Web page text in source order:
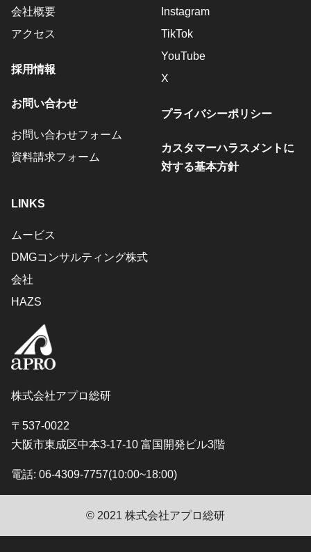
株式会社アプロ総研
〒537-0022
大阪市東成区中本3-17-10 富国開発ビル3階
電話: 06-4309-7757(10:00~18:00)
会社概要
アクセス
採用情報
お問い合わせ
お問い合わせフォーム
資料請求フォーム
Instagram
TikTok
YouTube
X
プライバシーポリシー
カスタマーハラスメントに
対する基本方針
LINKS
ムービス
DMGコンサルティング株式
会社
HAZS
© 2021 株式会社アプロ総研